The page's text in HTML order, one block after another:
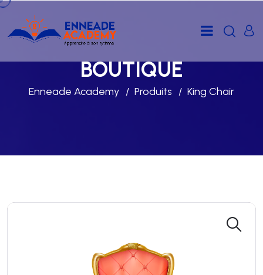
BOUTIQUE
Enneade Academy Produits King Chair